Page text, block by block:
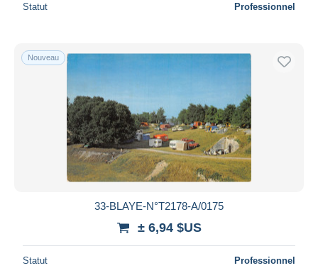
Statut Professionnel
Nouveau
33-BLAYE-N°T2178-A/0175
± 6,94 $US
Statut Professionnel